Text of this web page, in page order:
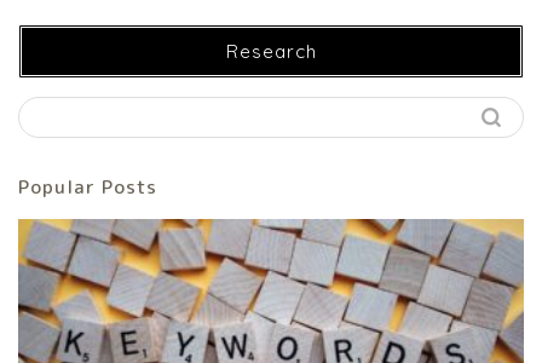
Research
Popular Posts